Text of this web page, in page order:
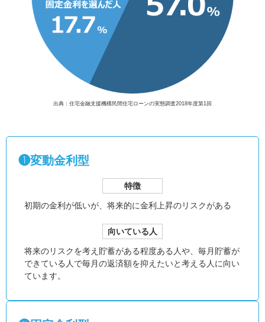
出典：住宅金融支援機構民間住宅ローンの実態調査2018年度第1回
❶変動金利型
特徴
初期の金利が低いが、 将来的に金利上昇のリスクがある
向いている人
将来のリスクを考え貯蓄がある程度ある人や、毎月貯蓄が
できている人で毎月の返済額を抑えたいと考える人に向い
ています。